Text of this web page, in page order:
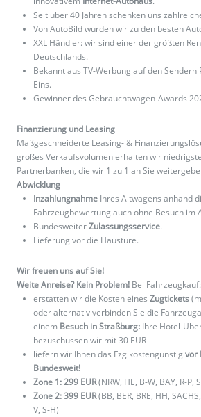
Seit über 40 Jahren schenken uns
Von AutoBild wurden wir zu den besten
XXL Händler: wir sind einer der größten
Deutschlands.
Bekannt aus TV-Werbung auf den Sendern
Eins.
Gewinner des Gebrauchtwagen-Awards
Finanzierung und Leasing
Maßgeschneiderte Leasing- &
großes Verkaufsvolumen erhalten wir
Partnerbanken, die wir 1 zu 1 an Sie
Abwicklung
Inzahlungnahme Ihres Altwagens anhand
Fahrzeugbewertung auch ohne Besuch im
BundesweiterZulassungsservice.
Lieferung vor die Haustüre.
Wir freuen uns auf Sie!
Weite Anreise? Kein Problem! Bei Fahrzeugkauf:
erstatten wir die Kosten eines Zugtickets
oder alternativ verbinden Sie die
einem Besuch in Straßburg: Ihre Hotel-
bezuschussen wir mit 30 EUR
liefern wir Ihnen das Fzg kostengünstig vor
Bundesweit!
Zone 1: 299 EUR(NRW, HE, B-W, BAY, R-P,
Zone 2: 399 EUR(BB, BER, BRE, HH,
V, S-H)